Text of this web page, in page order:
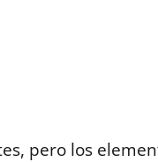
pero los